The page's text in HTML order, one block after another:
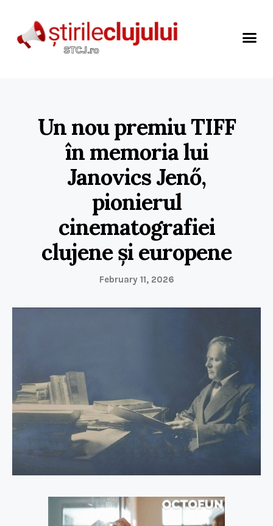
Un nou premiu TIFF
în memoria lui
Janovics Jenő,
pionierul
cinematografiei
clujene și europene
February 11, 2026